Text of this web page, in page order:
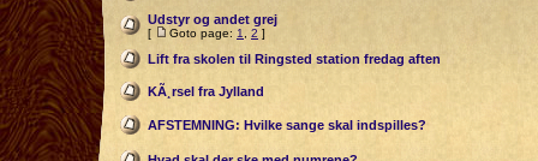
Udstyr og andet grej
[ Goto page: 1 2 ]
Lift fra skolen til Ringsted station fredag aften
KÃ¸rsel fra Jylland
AFSTEMNING: Hvilke sange skal indspilles?